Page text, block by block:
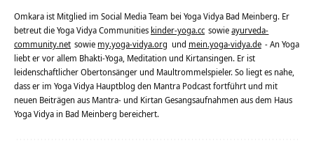
Omkara ist Mitglied im Social Media Team bei Yoga Vidya Bad Meinberg. Er
betreut die Yoga Vidya Communities kinder-yoga.cc sowieayurveda-
community.net sowie my.yoga-vidya.org und mein.yoga-vidya.de - An Yoga
liebt er vor allem Bhakti-Yoga, Meditation und Kirtansingen. Er ist
leidenschaftlicher Obertonsänger und Maultrommelspieler. So liegt es nahe,
dass er im Yoga Vidya Hauptblog den Mantra Podcast fortführt und mit
neuen Beiträgen aus Mantra- und Kirtan Gesangsaufnahmen aus dem Haus
Yoga Vidya in Bad Meinberg bereichert.